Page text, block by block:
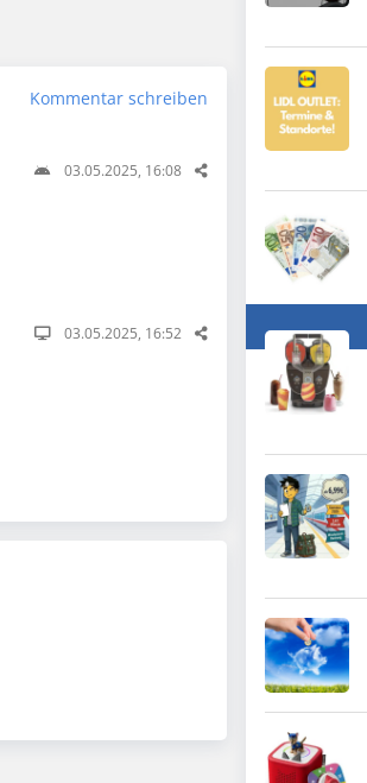
Kommentar schreiben
03.05.2025, 16:08
03.05.2025, 16:52